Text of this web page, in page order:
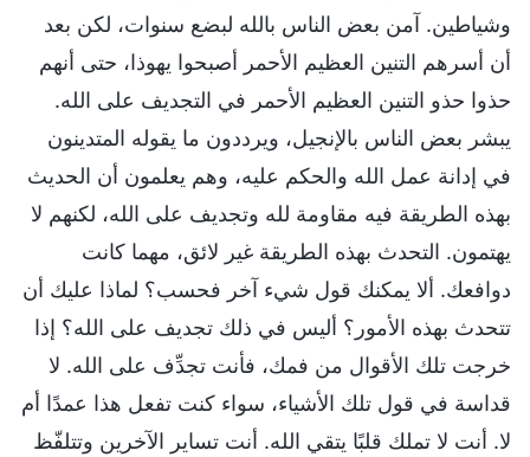
وشياطين. آمن بعض الناس بالله لبضع سنوات، لكن بعد
أن أسرهم التنين العظيم الأحمر أصبحوا يهوذا، حتى أنهم
حذوا حذو التنين العظيم الأحمر في التجديف على الله.
يبشر بعض الناس بالإنجيل، ويرددون ما يقوله المتدينون
في إدانة عمل الله والحكم عليه، وهم يعلمون أن الحديث
بهذه الطريقة فيه مقاومة لله وتجديف على الله، لكنهم لا
يهتمون. التحدث بهذه الطريقة غير لائق، مهما كانت
دوافعك. ألا يمكنك قول شيء آخر فحسب؟ لماذا عليك أن
تتحدث بهذه الأمور؟ أليس في ذلك تجديف على الله؟ إذا
خرجت تلك الأقوال من فمك، فأنت تجدِّف على الله. لا
قداسة في قول تلك الأشياء، سواء كنت تفعل هذا عمدًا أم
لا. أنت لا تملك قلبًا يتقي الله. أنت تساير الآخرين وتتلفّظ